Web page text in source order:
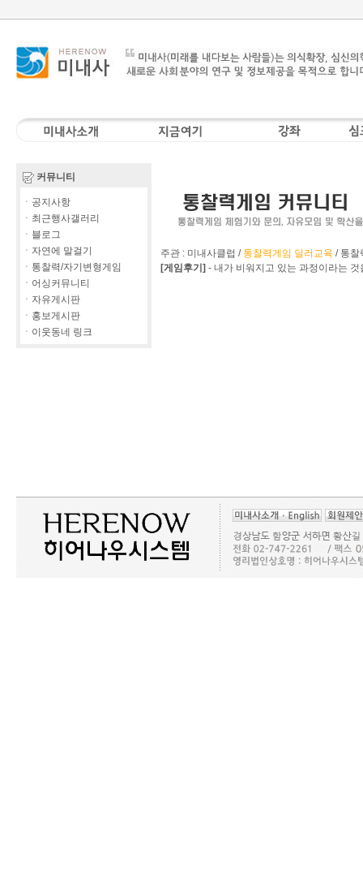
커뮤니티
ㆍ공지사항
ㆍ최근행사갤러리
ㆍ블로그
ㆍ자연에 말걸기
ㆍ통찰력/자기변형게임
ㆍ어싱커뮤니티
ㆍ자유게시판
ㆍ홍보게시판
ㆍ이웃동네 링크
주관 : 미내사클럽 / 통찰력게임 딜러교육 / 통찰
[게임후기] - 내가 비워지고 있는 과정이라는 것